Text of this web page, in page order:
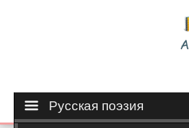
Русская поэзия